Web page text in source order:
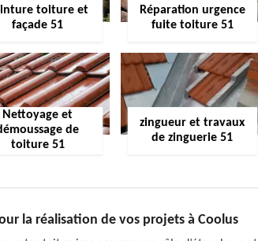
toiture et
façade 51
Réparation urgence
fuite toiture 51
Nettoyage et
de
toiture 51
zingueur et travaux
de zinguerie 51
la réalisation de vos projets à Coolus